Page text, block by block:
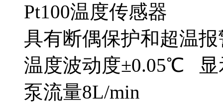
Pt100温度传感器
具有断偶保护和超温
温度波动度±0.05℃
泵流量8L/min